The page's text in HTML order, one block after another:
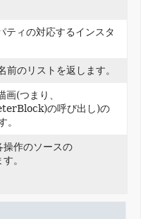
ティの対応するインスタ
のリストを返します。
(つまり、
の呼び出し)の
。
作のソースの
。